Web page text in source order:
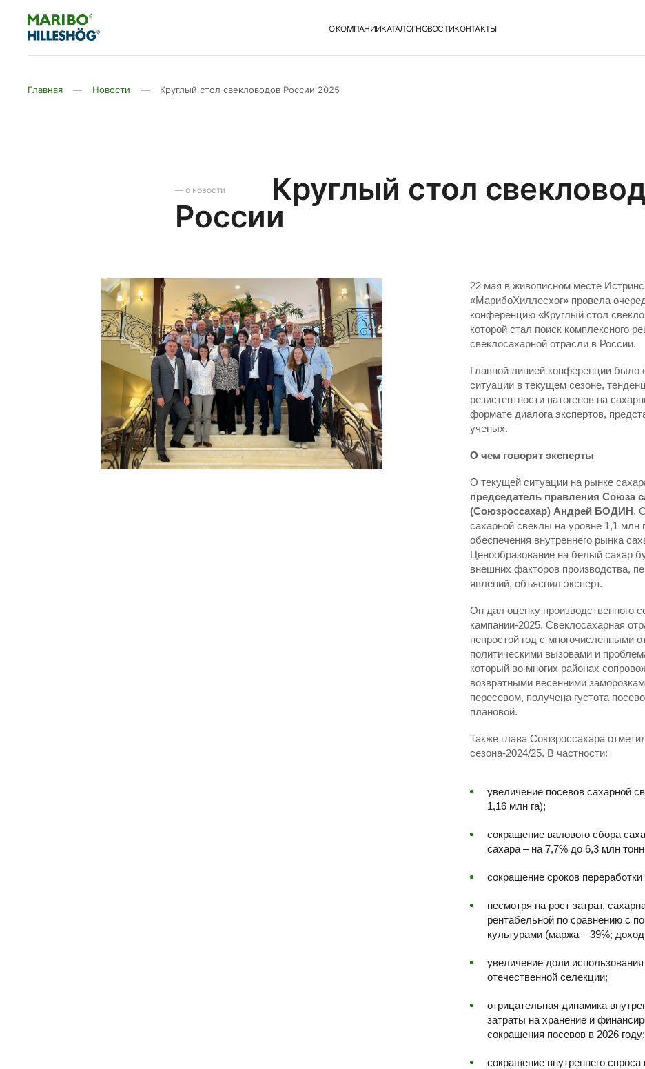
О КОМПАНИИКАТАЛОГНОВОСТИКОНТАКТЫ
Главная Новости Круглый стол свекловодов России 2025
Круглый стол
России
22 мая в живописном месте
«МарибоХиллесхог» провела
конференцию «Круглый стол
которой стал поиск комплексного
свеклосахарной отрасли в России.
Главной линией конференции было
ситуации в текущем сезоне,
резистентности патогенов на
формате диалога экспертов,
ученых.
О чем говорят эксперты
О текущей ситуации на рынке
председатель правления Союза
(Союзроссахар) Андрей БОДИН.
сахарной свеклы на уровне 1,1 млн
обеспечения внутреннего рынка
Ценообразование на белый сахар
внешних факторов производства,
явлений, объяснил эксперт.
Он дал оценку производственного
кампании-2025. Свеклосахарная
непростой год с многочисленными
политическими вызовами и
который во многих районах
возвратными весенними
пересевом, получена густота
плановой.
Также глава Союзроссахара
сезона-2024/25. В частности:
увеличение посевов сахарной
1,16 млн га);
сокращение валового сбора
сахара – на 7,7% до 6,3 млн
сокращение сроков
несмотря на рост затрат,
рентабельной по сравнению с
культурами (маржа – 39%;
увеличение доли
отечественной селекции;
отрицательная динамика
затраты на хранение и
сокращения посевов в 2026 году;
сокращение внутреннего